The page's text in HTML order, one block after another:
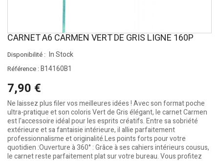
CARNET A6 CARMEN VERT DE GRIS LIGNE 160P
Disponibilité : In Stock
Référence :B14160B1
7,90 €
Ne laissez plus filer vos meilleures idées ! Avec son format poche
ultra-pratique et son coloris Vert de Gris élégant, le carnet Carmen
est l'accessoire idéal pour les esprits créatifs. Entre sa sobriété
extérieure et sa fantaisie intérieure, il allie parfaitement
professionnalisme et originalité.Les points forts pour votre
quotidien :Ouverture à 360° : Grâce à ses cahiers intérieurs cousus,
le carnet reste parfaitement plat sur votre bureau. Vous profitez